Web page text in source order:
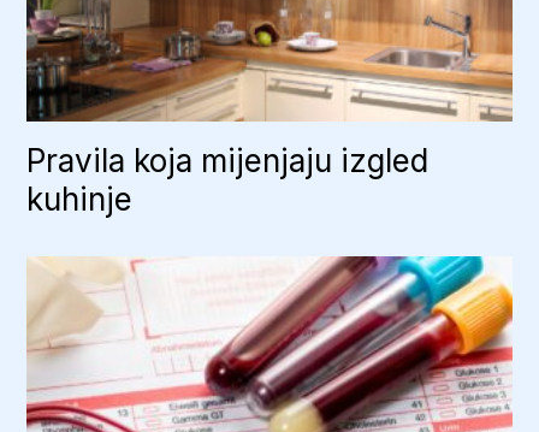
Pravila koja mijenjaju izgled
kuhinje